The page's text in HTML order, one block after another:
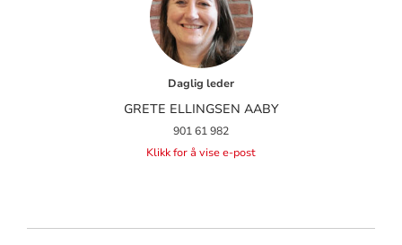
Daglig leder
GRETE ELLINGSEN AABY
901 61 982
Klikk for å vise e-post